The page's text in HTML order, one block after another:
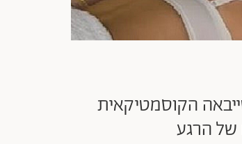
הקוסמטיקאית
של הרגע